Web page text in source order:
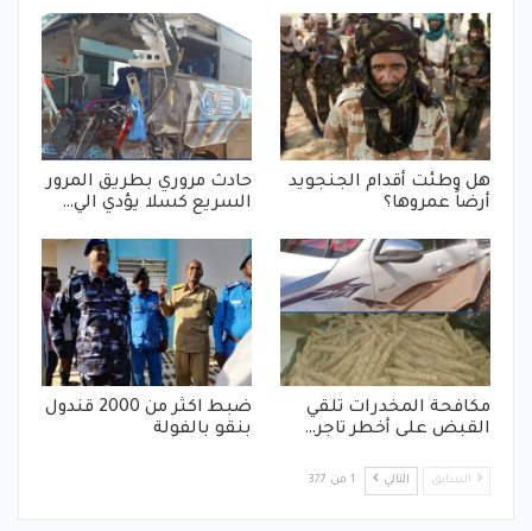
هل وطئت أقدام الجنجويد
أرضاً عمروها؟
حادث مروري بطريق المرور
السريع كسلا يؤدي الي…
مكافحة المخدرات تلقي
القبض على أخطر تاجر…
ضبط اكثر من 2000 قندول
بنقو بالفولة
السابق التالي 1 من 377